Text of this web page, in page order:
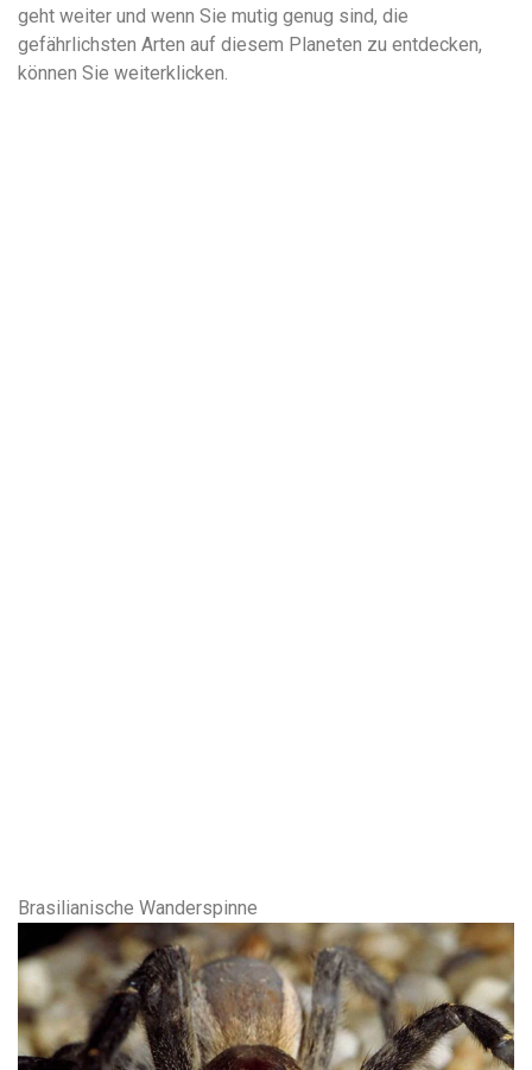
geht weiter und wenn Sie mutig genug sind, die
gefährlichsten Arten auf diesem Planeten zu entdecken,
können Sie weiterklicken.
Brasilianische Wanderspinne